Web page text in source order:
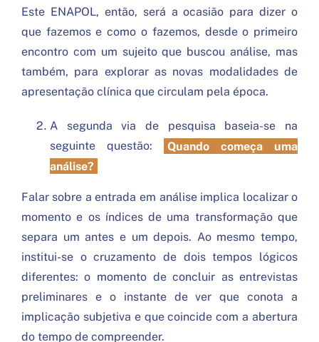
Este ENAPOL, então, será a ocasião para dizer o
que fazemos e como o fazemos, desde o primeiro
encontro com um sujeito que buscou análise, mas
também, para explorar as novas modalidades de
apresentação clínica que circulam pela época.
A segunda via de pesquisa baseia-se na
seguinte questão:
Quando começa uma
análise?
Falar sobre a entrada em análise implica localizar o
momento e os índices de uma transformação que
separa um antes e um depois. Ao mesmo tempo,
institui-se o cruzamento de dois tempos lógicos
diferentes: o momento de concluir as entrevistas
preliminares e o instante de ver que conota a
implicação subjetiva e que coincide com a abertura
do tempo de compreender.